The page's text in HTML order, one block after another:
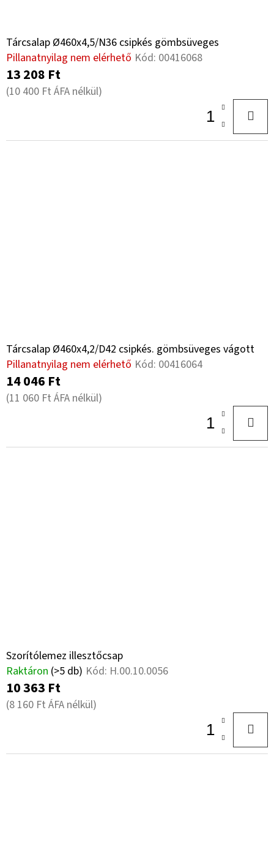
Tárcsalap Ø460x4,5/N36 csipkés gömbsüveges
Pillanatnyilag nem elérhető Kód: 00416068
13 208 Ft
(10 400 Ft ÁFA nélkül)
Tárcsalap Ø460x4,2/D42 csipkés. gömbsüveges vágott
Pillanatnyilag nem elérhető Kód: 00416064
14 046 Ft
(11 060 Ft ÁFA nélkül)
Szorítólemez illesztőcsap
Raktáron (>5 db) Kód: H.00.10.0056
10 363 Ft
(8 160 Ft ÁFA nélkül)